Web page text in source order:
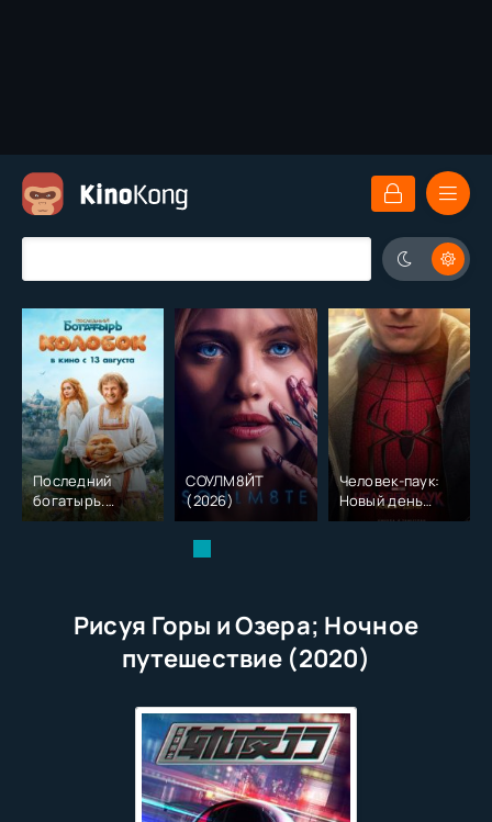
Последний
богатырь.
Колобок (2026)
СОУЛМ8ЙТ
(2026)
Человек-паук:
Новый день
(2026)
Рисуя Горы и Озера; Ночное
путешествие (2020)